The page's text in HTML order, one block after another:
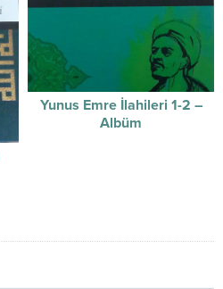
Yunus Emre İlahileri 1-2 –
Albüm